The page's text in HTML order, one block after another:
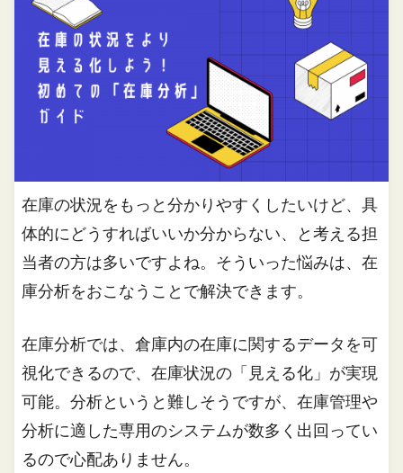
在庫の状況をもっと分かりやすくしたいけど、具
体的にどうすればいいか分からない、と考える担
当者の方は多いですよね。そういった悩みは、在
庫分析をおこなうことで解決できます。
在庫分析では、倉庫内の在庫に関するデータを可
視化できるので、在庫状況の「見える化」が実現
可能。分析というと難しそうですが、在庫管理や
分析に適した専用のシステムが数多く出回ってい
るので心配ありません。